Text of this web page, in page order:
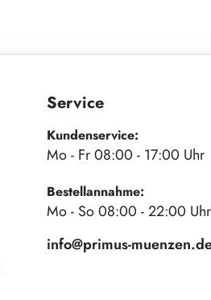
Service
Kundenservice:
Mo - Fr 08:00 - 17:00 Uhr
Bestellannahme:
Mo - So 08:00 - 22:00 Uhr
info@primus-